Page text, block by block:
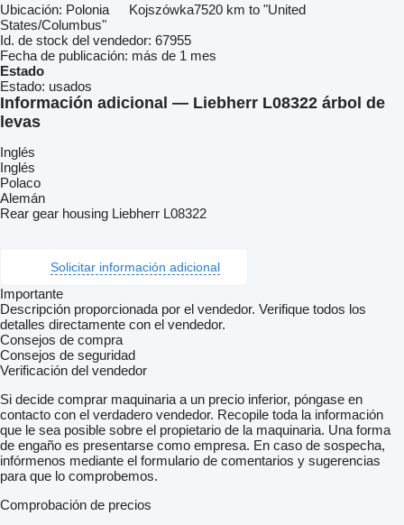
Ubicación: Polonia Kojszówka7520 km to "United
States/Columbus"
Id. de stock del vendedor: 67955
Fecha de publicación: más de 1 mes
Estado
Estado: usados
Información adicional — Liebherr L08322 árbol de
levas
Inglés
Inglés
Polaco
Alemán
Rear gear housing Liebherr L08322
Solicitar información adicional
Importante
Descripción proporcionada por el vendedor. Verifique todos los
detalles directamente con el vendedor.
Consejos de compra
Consejos de seguridad
Verificación del vendedor
Si decide comprar maquinaria a un precio inferior, póngase en
contacto con el verdadero vendedor. Recopile toda la información
que le sea posible sobre el propietario de la maquinaria. Una forma
de engaño es presentarse como empresa. En caso de sospecha,
infórmenos mediante el formulario de comentarios y sugerencias
para que lo comprobemos.
Comprobación de precios